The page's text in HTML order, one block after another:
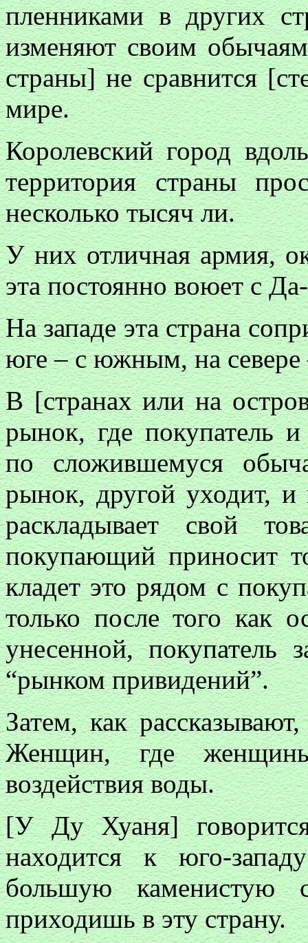
пленниками в других
изменяют своим
страны] не сравнится
мире.
Королевский город
территория страны
несколько тысяч ли.
У них отличная армия,
эта постоянно воюет с
На западе эта страна
юге – с южным, на севере
В [странах или на
рынок, где покупатель и
по сложившемуся
рынок, другой уходит,
раскладывает свой
покупающий приносит
кладет это рядом с
только после того как
унесенной, покупатель
“рынком привидений”.
Затем, как
Женщин, где женщины
воздействия воды.
[У Ду Хуаня]
находится к юго-
большую каменистую
приходишь в эту страну.